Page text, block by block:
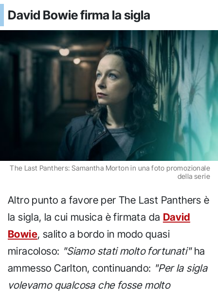
David Bowie firma la sigla
The Last Panthers: Samantha Morton in una foto promozionale
della serie
Altro punto a favore per The Last Panthers è
la sigla, la cui musica è firmata da David
Bowie, salito a bordo in modo quasi
miracoloso: "Siamo stati molto fortunati"ha
ammesso Carlton, continuando: "Per la sigla
volevamo qualcosa che fosse molto